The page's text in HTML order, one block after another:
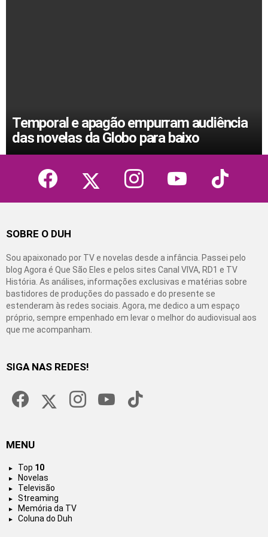
Temporal e apagão empurram audiência
das novelas da Globo para baixo
facebook instagram youtube tiktok
SOBRE O DUH
Sou apaixonado por TV e novelas desde a infância. Passei pelo
blog Agora é Que São Eles e pelos sites Canal VIVA, RD1 e TV
História. As análises, informações exclusivas e matérias sobre
bastidores de produções do passado e do presente se
estenderam às redes sociais. Agora, me dedico a um espaço
próprio, sempre empenhado em levar o melhor do audiovisual aos
que me acompanham.
SIGA NAS REDES!
MENU
Top 10
Novelas
Televisão
Streaming
Memória da TV
Coluna do Duh